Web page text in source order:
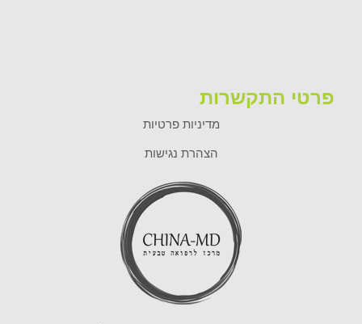
פרטי התקשרות
מדיניות פרטיות
הצהרת נגישות